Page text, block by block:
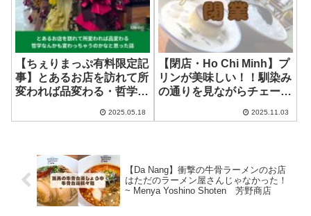
【ちぇりまっぷ有料限定記
事】とあるお店を訪れて所
変われば品変わる・哲学な
と思った話（LIFE-045）
2025.05.18
【閉店・Ho Chi Minh】プ
リンが美味しい！！馴染み
の通りを見ながらチェー！
2025.11.03
【Da Nang】衝撃の牛骨ラーメンのお店
はただのラーメン屋さんじゃなかった！
~ Menya Yoshino Shoten 芳野商店